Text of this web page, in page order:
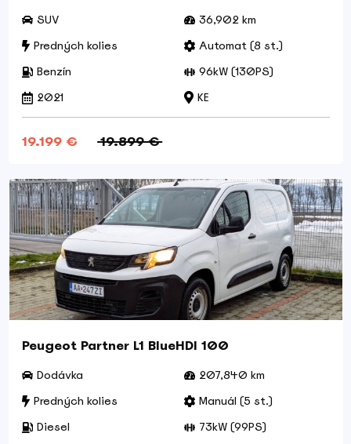
SUV
36,902 km
Predných kolies
Automat (8 st.)
Benzín
96kW (130PS)
2021
KE
19.199 € 19.899 €
Peugeot Partner L1 BlueHDI 100
Dodávka
207,840 km
Predných kolies
Manuál (5 st.)
Diesel
73kW (99PS)